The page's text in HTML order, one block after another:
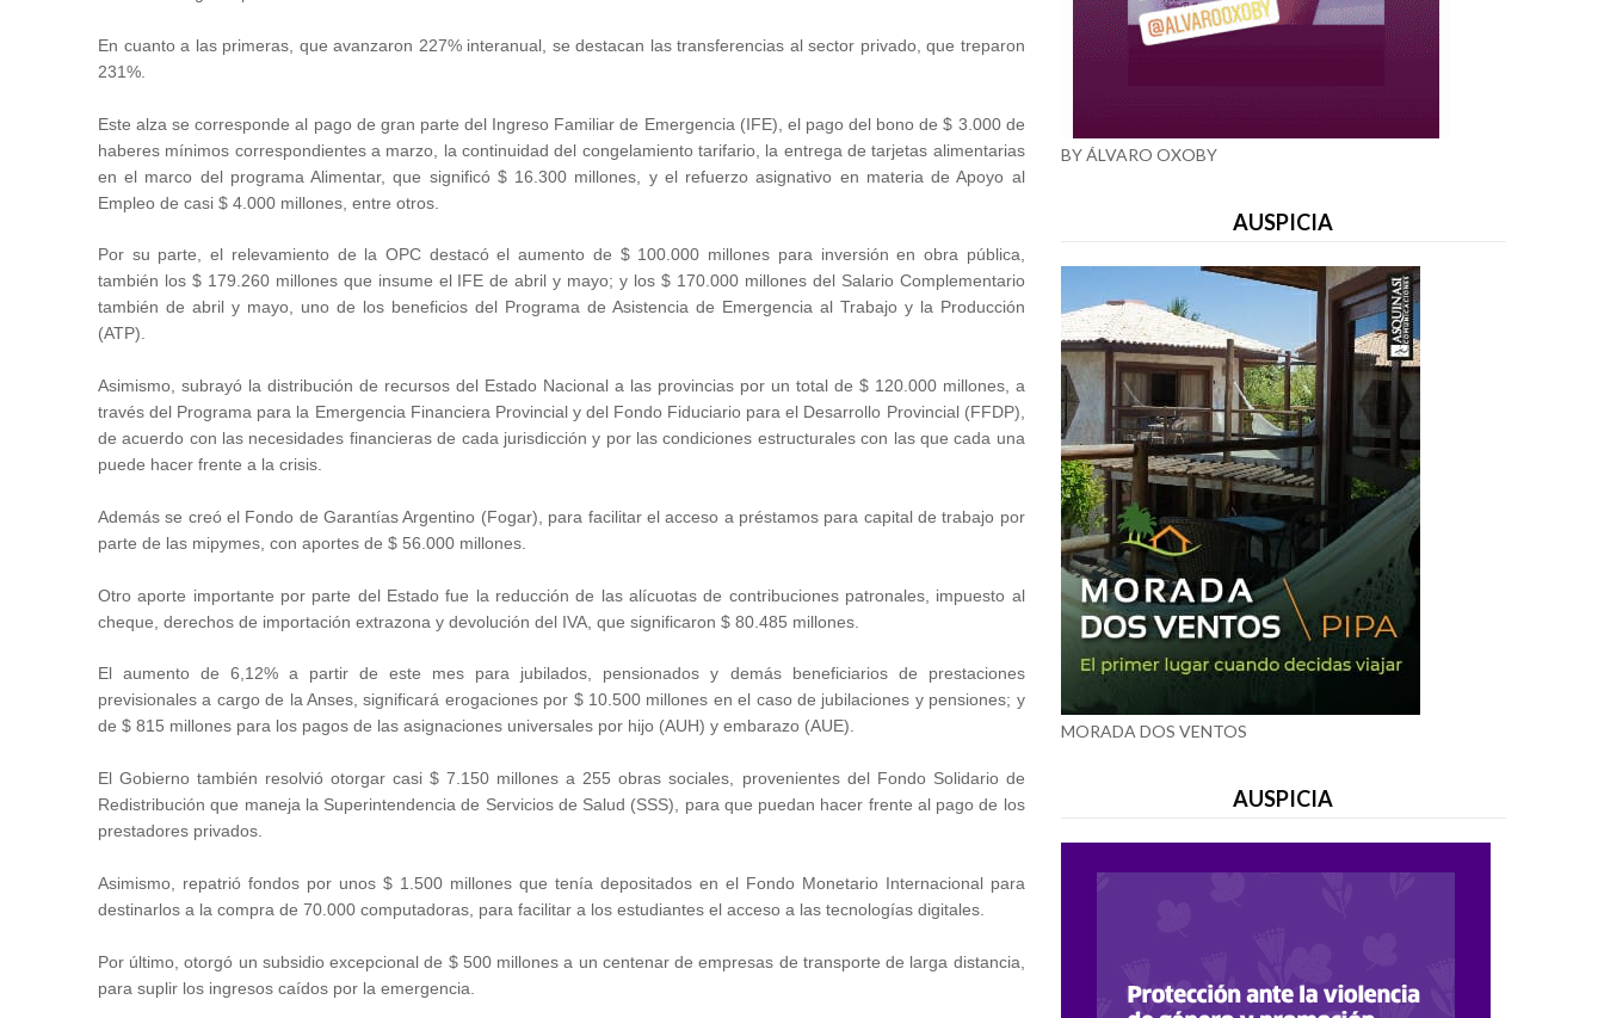
En cuanto a las primeras, que avanzaron 227% interanual, se destacan las transferencias al sector privado, que treparon
231%.
Este alza se corresponde al pago de gran parte del Ingreso Familiar de Emergencia (IFE), el pago del bono de $ 3.000 de
haberes mínimos correspondientes a marzo, la continuidad del congelamiento tarifario, la entrega de tarjetas alimentarias
en el marco del programa Alimentar, que significó $ 16.300 millones, y el refuerzo asignativo en materia de Apoyo al
Empleo de casi $ 4.000 millones, entre otros.
Por su parte, el relevamiento de la OPC destacó el aumento de $ 100.000 millones para inversión en obra pública,
también los $ 179.260 millones que insume el IFE de abril y mayo; y los $ 170.000 millones del Salario Complementario
también de abril y mayo, uno de los beneficios del Programa de Asistencia de Emergencia al Trabajo y la Producción
(ATP).
Asimismo, subrayó la distribución de recursos del Estado Nacional a las provincias por un total de $ 120.000 millones, a
través del Programa para la Emergencia Financiera Provincial y del Fondo Fiduciario para el Desarrollo Provincial (FFDP),
de acuerdo con las necesidades financieras de cada jurisdicción y por las condiciones estructurales con las que cada una
puede hacer frente a la crisis.
Además se creó el Fondo de Garantías Argentino (Fogar), para facilitar el acceso a préstamos para capital de trabajo por
parte de las mipymes, con aportes de $ 56.000 millones.
Otro aporte importante por parte del Estado fue la reducción de las alícuotas de contribuciones patronales, impuesto al
cheque, derechos de importación extrazona y devolución del IVA, que significaron $ 80.485 millones.
El aumento de 6,12% a partir de este mes para jubilados, pensionados y demás beneficiarios de prestaciones
previsionales a cargo de la Anses, significará erogaciones por $ 10.500 millones en el caso de jubilaciones y pensiones; y
de $ 815 millones para los pagos de las asignaciones universales por hijo (AUH) y embarazo (AUE).
El Gobierno también resolvió otorgar casi $ 7.150 millones a 255 obras sociales, provenientes del Fondo Solidario de
Redistribución que maneja la Superintendencia de Servicios de Salud (SSS), para que puedan hacer frente al pago de los
prestadores privados.
Asimismo, repatrió fondos por unos $ 1.500 millones que tenía depositados en el Fondo Monetario Internacional para
destinarlos a la compra de 70.000 computadoras, para facilitar a los estudiantes el acceso a las tecnologías digitales.
Por último, otorgó un subsidio excepcional de $ 500 millones a un centenar de empresas de transporte de larga distancia,
para suplir los ingresos caídos por la emergencia.
BY ÁLVARO OXOBY
AUSPICIA
MORADA DOS VENTOS
AUSPICIA